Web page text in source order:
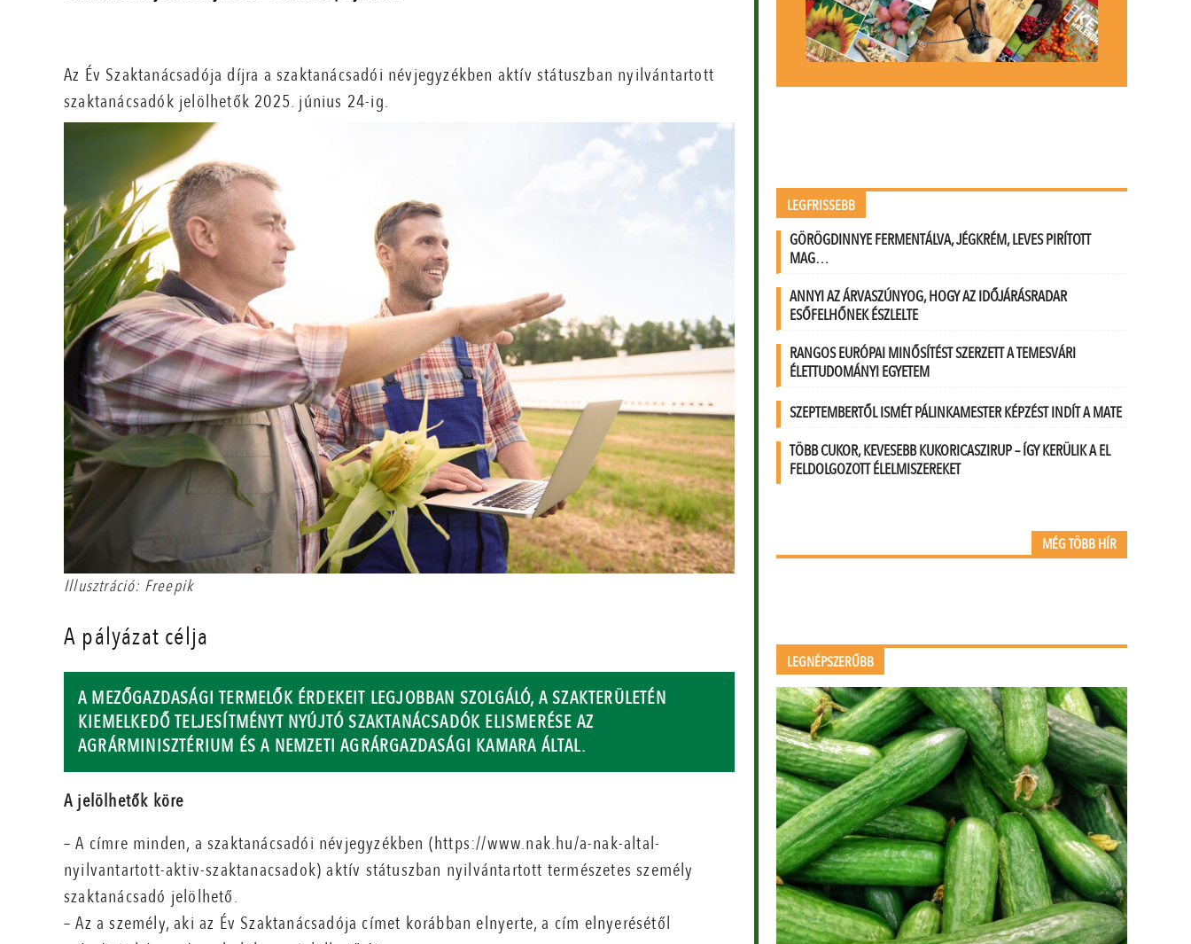
Az Év Szaktanácsadója díjra a szaktanácsadói névjegyzékben aktív státuszban nyilvántartott
szaktanácsadók jelölhetők 2025. június 24-ig.
Illusztráció: Freepik
A pályázat célja
A MEZŐGAZDASÁGI TERMELŐK ÉRDEKEIT LEGJOBBAN SZOLGÁLÓ, A SZAKTERÜLETÉN
KIEMELKEDŐ TELJESÍTMÉNYT NYÚJTÓ SZAKTANÁCSADÓK ELISMERÉSE AZ
AGRÁRMINISZTÉRIUM ÉS A NEMZETI AGRÁRGAZDASÁGI KAMARA ÁLTAL.
A jelölhetők köre
– A címre minden, a szaktanácsadói névjegyzékben (https://www.nak.hu/a-nak-altal-
nyilvantartott-aktiv-szaktanacsadok) aktív státuszban nyilvántartott természetes személy
szaktanácsadó jelölhető.
– Az a személy, aki az Év Szaktanácsadója címet korábban elnyerte, a cím elnyerésétől
LEGFRISSEBB
GÖRÖGDINNYE FERMENTÁLVA, JÉGKRÉM, LEVES PIRÍTOTT
MAG…
ANNYI AZ ÁRVASZÚNYOG, HOGY AZ IDŐJÁRÁSRADAR
ESŐFELHŐNEK ÉSZLELTE
RANGOS EURÓPAI MINŐSÍTÉST SZERZETT A TEMESVÁRI
ÉLETTUDOMÁNYI EGYETEM
SZEPTEMBERTŐL ISMÉT PÁLINKAMESTER KÉPZÉST INDÍT A MATE
TÖBB CUKOR, KEVESEBB KUKORICASZIRUP – ÍGY KERÜLIK A EL
FELDOLGOZOTT ÉLELMISZEREKET
MÉG TÖBB HÍR
LEGNÉPSZERŰBB